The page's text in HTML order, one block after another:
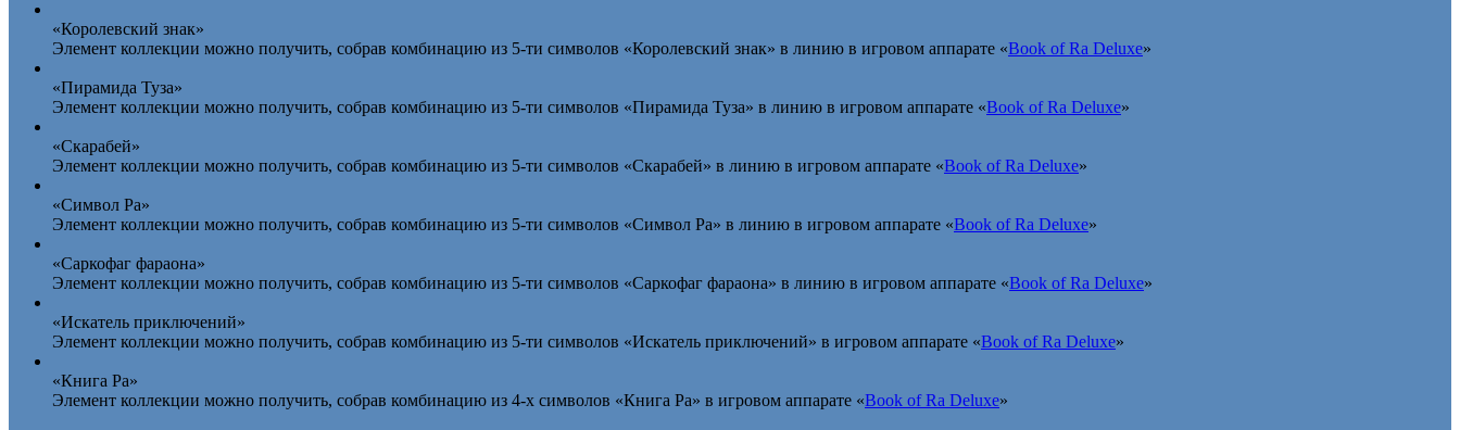
«Королевский знак»
Элемент коллекции можно получить, собрав комбинацию из 5-ти символов «Королевский знак» в линию в игровом аппарате «Book of Ra Deluxe»
«Пирамида Туза»
Элемент коллекции можно получить, собрав комбинацию из 5-ти символов «Пирамида Туза» в линию в игровом аппарате «Book of Ra Deluxe»
«Скарабей»
Элемент коллекции можно получить, собрав комбинацию из 5-ти символов «Скарабей» в линию в игровом аппарате «Book of Ra Deluxe»
«Символ Ра»
Элемент коллекции можно получить, собрав комбинацию из 5-ти символов «Символ Ра» в линию в игровом аппарате «Book of Ra Deluxe»
«Саркофаг фараона»
Элемент коллекции можно получить, собрав комбинацию из 5-ти символов «Саркофаг фараона» в линию в игровом аппарате «Book of Ra Deluxe»
«Искатель приключений»
Элемент коллекции можно получить, собрав комбинацию из 5-ти символов «Искатель приключений» в игровом аппарате «Book of Ra Deluxe»
«Книга Ра»
Элемент коллекции можно получить, собрав комбинацию из 4-х символов «Книга Ра» в игровом аппарате «Book of Ra Deluxe»